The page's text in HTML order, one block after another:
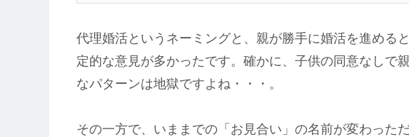
代理婚活というネーミングと、親が勝手に婚活を進める
定的な意見が多かったです。確かに、子供の同意なしで
なパターンは地獄ですよね・・・。
その一方で、いままでの「お見合い」の名前が変わった